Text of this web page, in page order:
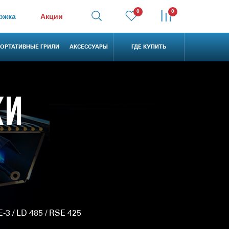
Акции
0 0
ГРИЛИ АКСЕССУАРЫ ГДЕ КУПИТЬ
3 / LD 485 / RSE 425